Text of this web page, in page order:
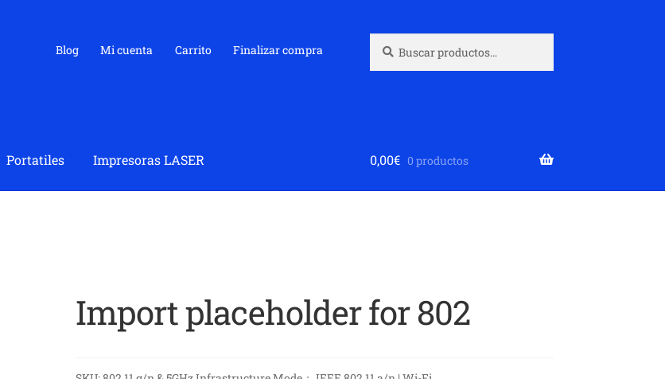
Blog Mi cuenta Carrito Finalizar compra
por:
Portatiles Impresoras LASER 0,00€ 0 productos
Import placeholder for 802